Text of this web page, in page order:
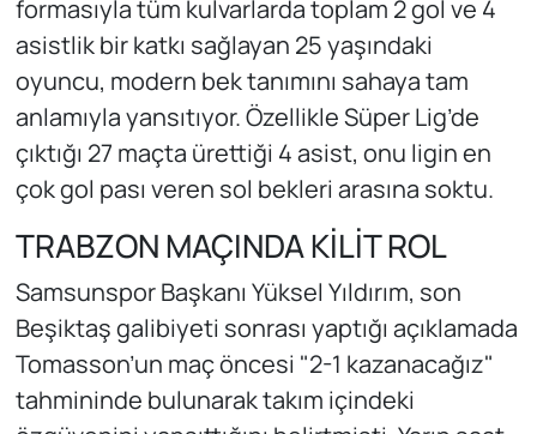
formasıyla tüm kulvarlarda toplam 2 gol ve 4
asistlik bir katkı sağlayan 25 yaşındaki
oyuncu, modern bek tanımını sahaya tam
anlamıyla yansıtıyor. Özellikle Süper Lig’de
çıktığı 27 maçta ürettiği 4 asist, onu ligin en
çok gol pası veren sol bekleri arasına soktu.
TRABZON MAÇINDA KİLİT ROL
Samsunspor Başkanı Yüksel Yıldırım, son
Beşiktaş galibiyeti sonrası yaptığı açıklamada
Tomasson’un maç öncesi "2-1 kazanacağız"
tahmininde bulunarak takım içindeki